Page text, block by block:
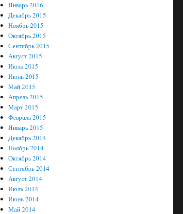
Январь 2016
Декабрь 2015
Ноябрь 2015
Октябрь 2015
Сентябрь 2015
Август 2015
Июль 2015
Июнь 2015
Май 2015
Апрель 2015
Март 2015
Февраль 2015
Январь 2015
Декабрь 2014
Ноябрь 2014
Октябрь 2014
Сентябрь 2014
Август 2014
Июль 2014
Июнь 2014
Май 2014